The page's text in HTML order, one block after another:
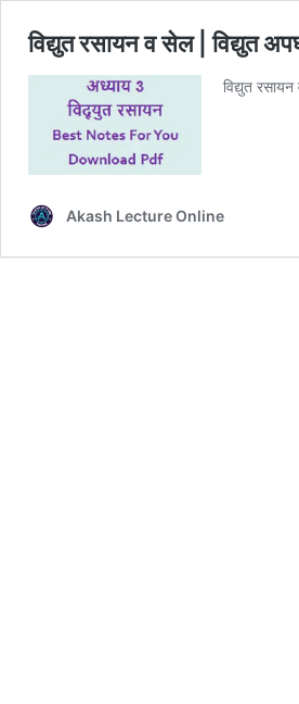
विद्युत रसायन व सेल |
विद्युत
Akash Lecture Online